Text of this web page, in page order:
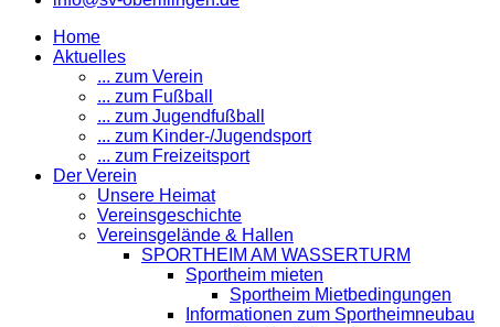
Home
Aktuelles
... zum Verein
... zum Fußball
... zum Jugendfußball
... zum Kinder-/Jugendsport
... zum Freizeitsport
Der Verein
Unsere Heimat
Vereinsgeschichte
Vereinsgelände & Hallen
SPORTHEIM AM WASSERTURM
Sportheim mieten
Sportheim Mietbedingungen
Informationen zum Sportheimneubau